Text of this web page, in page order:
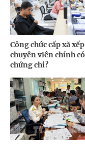
Công chức cấp xã
chuyên viên chính
chứng chỉ?